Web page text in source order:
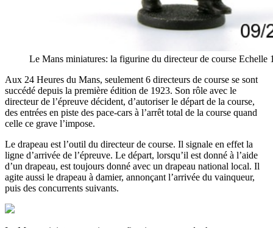
Le Mans miniatures: la figurine du directeur de course Echelle
Aux 24 Heures du Mans, seulement 6 directeurs de course se sont
succédé depuis la première édition de 1923. Son rôle avec le
directeur de l’épreuve décident, d’autoriser le départ de la course,
des entrées en piste des pace-cars à l’arrêt total de la course quand
celle ce grave l’impose.
Le drapeau est l’outil du directeur de course. Il signale en effet la
ligne d’arrivée de l’épreuve. Le départ, lorsqu’il est donné à l’aide
d’un drapeau, est toujours donné avec un drapeau national local. Il
agite aussi le drapeau à damier, annonçant l’arrivée du vainqueur,
puis des concurrents suivants.